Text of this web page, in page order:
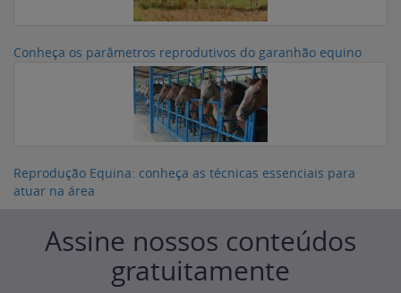
Conheça os parâmetros reprodutivos do garanhão equino
Reprodução Equina: conheça as técnicas essenciais para
atuar na área
Assine nossos conteúdos
gratuitamente